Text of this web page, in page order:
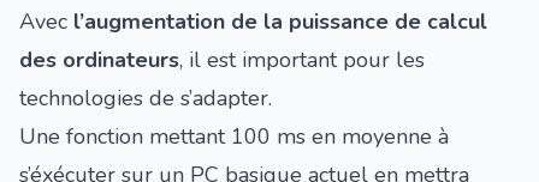
Avec l’augmentation de la puissance de calcul
des ordinateurs, il est important pour les
technologies de s’adapter.
Une fonction mettant 100 ms en moyenne à
s’éxécuter sur un PC basique actuel en mettra